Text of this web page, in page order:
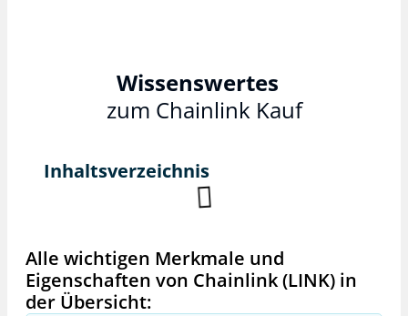
Wissenswertes
zum Chainlink Kauf
Inhaltsverzeichnis
Alle wichtigen Merkmale und
Eigenschaften von Chainlink (LINK) in
der Übersicht: